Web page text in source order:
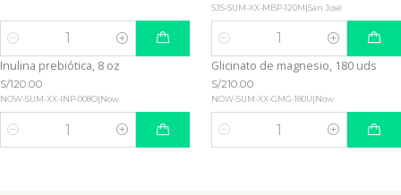
Quantity
SJS-SUM-XX-MBP-120M|San José
Quantity
Inulina prebiótica, 8 oz
S/120.00
NOW-SUM-XX-INP-008O Now
Quantity
Glicinato de magnesio, 180 uds
S/210.00
NOW-SUM-XX-GMG-180U Now
Quantity